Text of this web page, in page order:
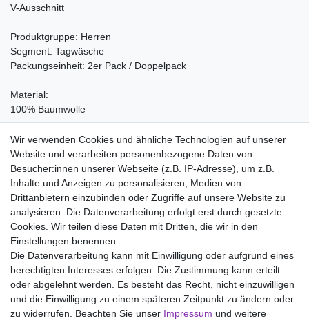
V-Ausschnitt
Produktgruppe: Herren
Segment: Tagwäsche
Packungseinheit: 2er Pack / Doppelpack
Material:
100% Baumwolle
Pflegehinweis:
Waschen bei 60°C, Nicht bleichen, Trockner (Stufe 1), Heiss
Bügeln (Stufe 3), Nicht chemisch reinigen
Wir liefern mit DHL (auch Samstags)
Kostenloser Versand
14 Tage Rückgaberecht
Wir verwenden Cookies und ähnliche Technologien auf unserer
Website und verarbeiten personenbezogene Daten von
Besucher:innen unserer Webseite (z.B. IP-Adresse), um z.B.
Inhalte und Anzeigen zu personalisieren, Medien von
Drittanbietern einzubinden oder Zugriffe auf unsere Website zu
analysieren. Die Datenverarbeitung erfolgt erst durch gesetzte
Cookies. Wir teilen diese Daten mit Dritten, die wir in den
Einstellungen benennen.
Die Datenverarbeitung kann mit Einwilligung oder aufgrund eines
berechtigten Interesses erfolgen. Die Zustimmung kann erteilt
oder abgelehnt werden. Es besteht das Recht, nicht einzuwilligen
und die Einwilligung zu einem späteren Zeitpunkt zu ändern oder
zu widerrufen. Beachten Sie unser Impressum und weitere